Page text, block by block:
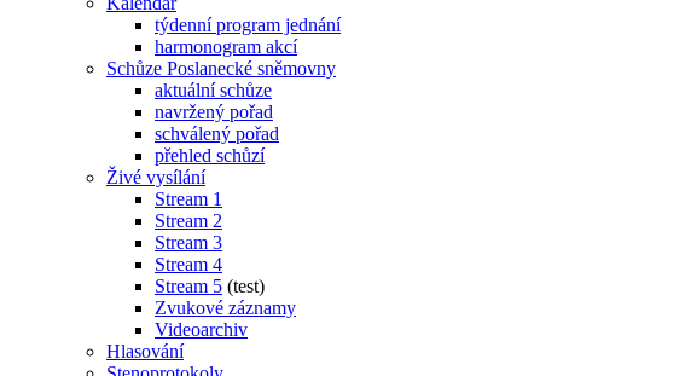
týdenní program jednání
harmonogram akcí
Schůze Poslanecké sněmovny
aktuální schůze
navržený pořad
schválený pořad
přehled schůzí
Živé vysílání
Stream 1
Stream 2
Stream 3
Stream 4
Stream 5 (test)
Zvukové záznamy
Videoarchiv
Hlasování